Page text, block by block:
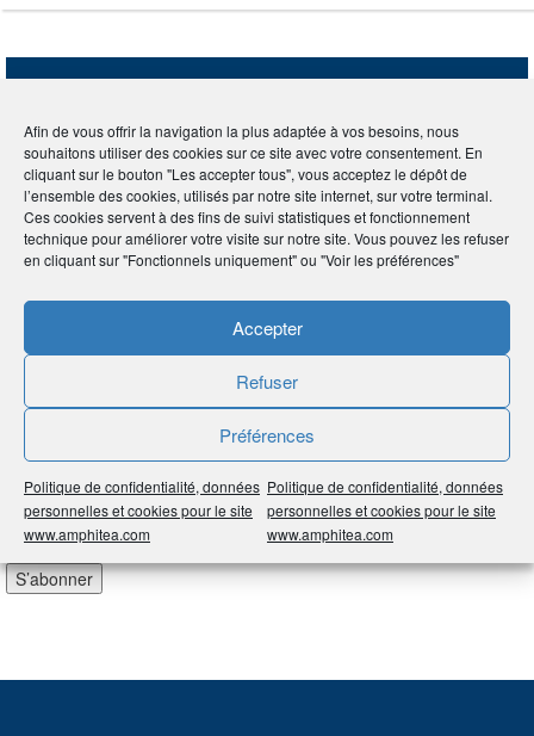
Afin de vous offrir la navigation la plus adaptée à vos besoins, nous
souhaitons utiliser des cookies sur ce site avec votre consentement. En
cliquant sur le bouton "Les accepter tous", vous acceptez le dépôt de
l’ensemble des cookies, utilisés par notre site internet, sur votre terminal.
Ces cookies servent à des fins de suivi statistiques et fonctionnement
technique pour améliorer votre visite sur notre site. Vous pouvez les refuser
en cliquant sur "Fonctionnels uniquement" ou "Voir les préférences"
Accepter
Refuser
Préférences
Politique de confidentialité, données
personnelles et cookies pour le site
www.amphitea.com
Politique de confidentialité, données
personnelles et cookies pour le site
www.amphitea.com
"AMPHITÉA INFOS"
NEWSLETTER
Enregistrez-vous pour recevoir notre Bulletin
Courriel*